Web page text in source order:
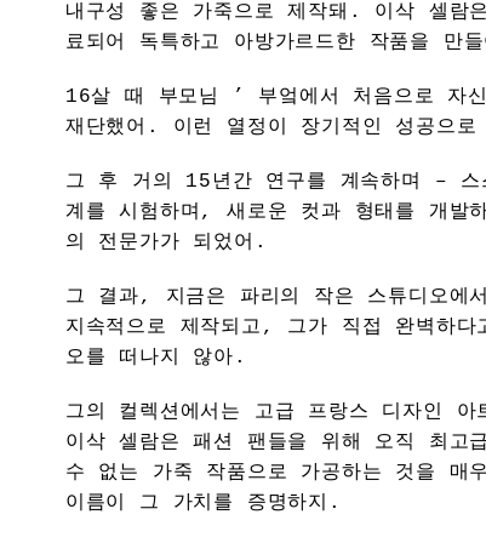
내구성 좋은 가죽으로 제작돼. 이삭 셀람
료되어 독특하고 아방가르드한 작품을 만
16살 때 부모님 ’ 부엌에서 처음으로 자
재단했어. 이런 열정이 장기적인 성공으
그 후 거의 15년간 연구를 계속하며 – 스
계를 시험하며, 새로운 컷과 형태를 개발
의 전문가가 되었어.
그 결과, 지금은 파리의 작은 스튜디오에
지속적으로 제작되고, 그가 직접 완벽하다
오를 떠나지 않아.
그의 컬렉션에서는 고급 프랑스 디자인 아
이삭 셀람은 패션 팬들을 위해 오직 최고
수 없는 가죽 작품으로 가공하는 것을 매
이름이 그 가치를 증명하지.